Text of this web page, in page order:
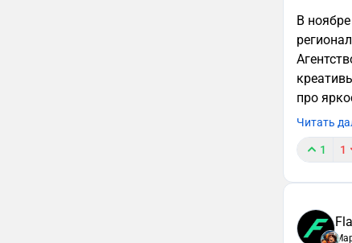
В
про
Читать
1 1